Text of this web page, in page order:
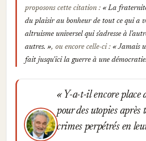
proposons cette citation :
La
du plaisir au bonheur de tout ce qui a
altruisme universel qui s'adresse à
autres.
, ou encore celle-ci :
Jamais
fait jusqu'ici la guerre à une démocratie.
Y-a-t-il encore place
pour des utopies après
crimes perpétrés en